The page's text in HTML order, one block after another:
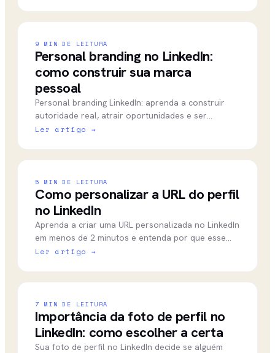
9 MIN DE LEITURA
Personal branding no LinkedIn:
como construir sua marca
pessoal
Personal branding LinkedIn: aprenda a construir
autoridade real, atrair oportunidades e ser
reconhecido pela expertise que você já tem. Guia
Ler artigo →
5 MIN DE LEITURA
Como personalizar a URL do perfil
no LinkedIn
Aprenda a criar uma URL personalizada no LinkedIn
em menos de 2 minutos e entenda por que esse
detalhe afeta sua visibilidade e autoridade
Ler artigo →
7 MIN DE LEITURA
Importância da foto de perfil no
LinkedIn: como escolher a certa
Sua foto de perfil no LinkedIn decide se alguém